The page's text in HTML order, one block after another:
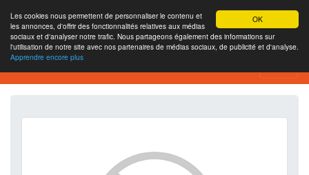
OK
Les cookies nous permettent de personnaliser le contenu et
les annonces, d'offrir des fonctionnalités relatives aux médias
sociaux et d'analyser notre trafic. Nous partageons également des informations sur
l'utilisation de notre site avec nos partenaires de médias sociaux, de publicité et d'analyse.
Apprendre encore plus
SEO Analytics